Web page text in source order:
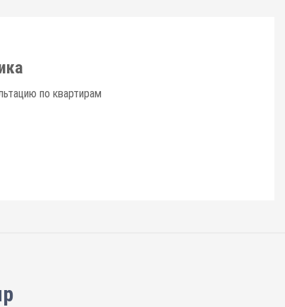
по квартирам